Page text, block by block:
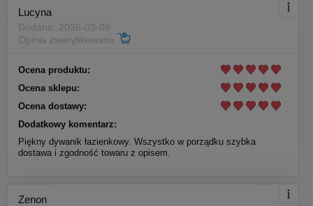
Lucyna
Dodano: 2026-03-09
Opinia zweryfikowana
Ocena produktu:
Ocena sklepu:
Ocena dostawy:
Dodatkowy komentarz:
Piękny dywanik łazienkowy. Wszystko w porządku szybka
dostawa i zgodność towaru z opisem.
Zenon